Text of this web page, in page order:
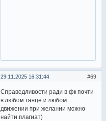
69
29.11.2025 16:31:44
Справедливости ради в фк почти
в любом танце и любом
движении при желании можно
найти плагиат)